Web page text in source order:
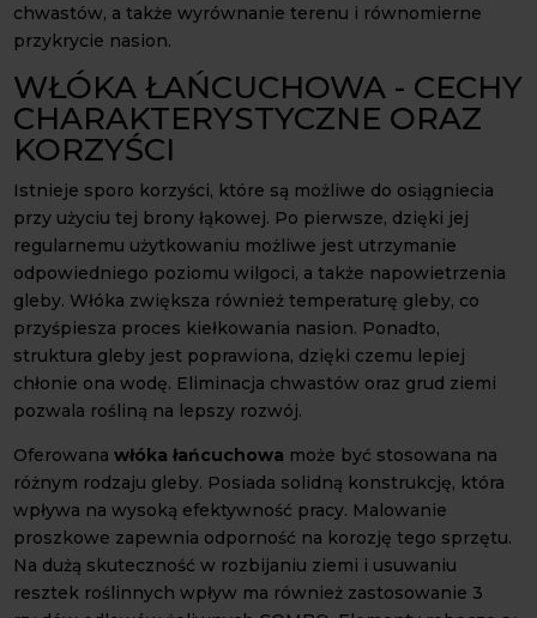
chwastów, a także wyrównanie terenu i równomierne
przykrycie nasion.
WŁÓKA ŁAŃCUCHOWA - CECHY
CHARAKTERYSTYCZNE ORAZ
KORZYŚCI
Istnieje sporo korzyści, które są możliwe do osiągniecia
przy użyciu tej brony łąkowej. Po pierwsze, dzięki jej
regularnemu użytkowaniu możliwe jest utrzymanie
odpowiedniego poziomu wilgoci, a także napowietrzenia
gleby. Włóka zwiększa również temperaturę gleby, co
przyśpiesza proces kiełkowania nasion. Ponadto,
struktura gleby jest poprawiona, dzięki czemu lepiej
chłonie ona wodę. Eliminacja chwastów oraz grud ziemi
pozwala rośliną na lepszy rozwój.
Oferowanawłóka łańcuchowa może być stosowana na
różnym rodzaju gleby. Posiada solidną konstrukcję, która
wpływa na wysoką efektywność pracy. Malowanie
proszkowe zapewnia odporność na korozję tego sprzętu.
Na dużą skuteczność w rozbijaniu ziemi i usuwaniu
resztek roślinnych wpływ ma również zastosowanie 3